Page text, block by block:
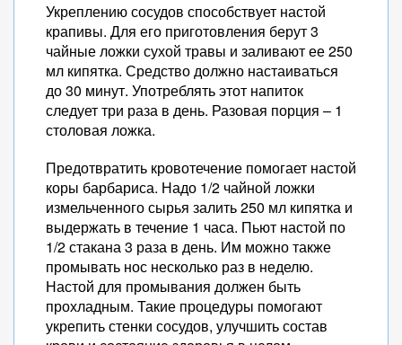
Укреплению сосудов способствует настой
крапивы. Для его приготовления берут 3
чайные ложки сухой травы и заливают ее 250
мл кипятка. Средство должно настаиваться
до 30 минут. Употреблять этот напиток
следует три раза в день. Разовая порция – 1
столовая ложка.
Предотвратить кровотечение помогает настой
коры барбариса. Надо 1/2 чайной ложки
измельченного сырья залить 250 мл кипятка и
выдержать в течение 1 часа. Пьют настой по
1/2 стакана 3 раза в день. Им можно также
промывать нос несколько раз в неделю.
Настой для промывания должен быть
прохладным. Такие процедуры помогают
укрепить стенки сосудов, улучшить состав